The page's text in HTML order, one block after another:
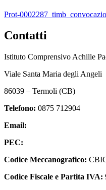
Prot-
Contatti
Istituto Comprensivo Achille
Viale Santa Maria degli Angeli
86039 – Termoli (CB)
Telefono: 0875 712904
Email:
PEC:
Codice Meccanografico:
Codice Fiscale e Partita IVA: